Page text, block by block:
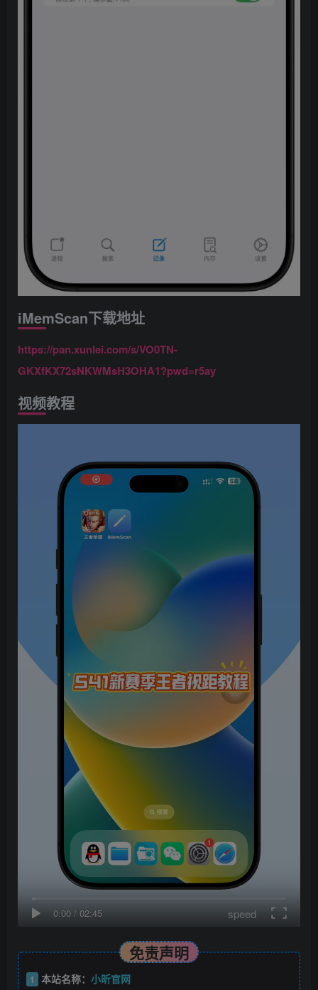
iMemScan下载地址
https://pan.xunlei.com/s/VO0TN-
GKXfKX72sNKWMsH3OHA1?pwd=r5ay
视频教程
0:00 / 02:45 speed
免责声明
1 本站名称： 小昕官网